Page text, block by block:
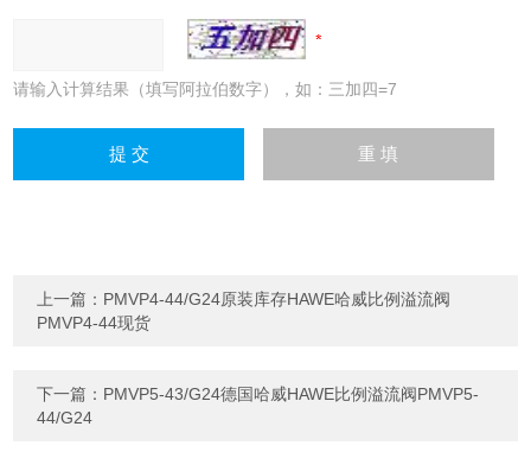
请输入计算结果（填写阿拉伯数字），如：三加四=7
上一篇： PMVP4-44/G24原装库存HAWE哈威比例溢流阀
PMVP4-44现货
下一篇： PMVP5-43/G24德国哈威HAWE比例溢流阀PMVP5-
44/G24